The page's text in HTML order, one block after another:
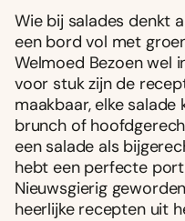
Wie bij salades denkt
een bord vol met
Welmoed Bezoen wel
voor stuk zijn de
maakbaar, elke salade
brunch of
een salade als
hebt een perfecte
Nieuwsgierig
heerlijke recepten uit